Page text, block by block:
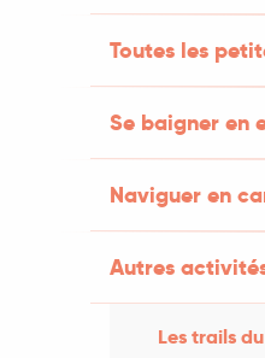
Toutes les
Se baigner en
Naviguer en
Autres
Les trails